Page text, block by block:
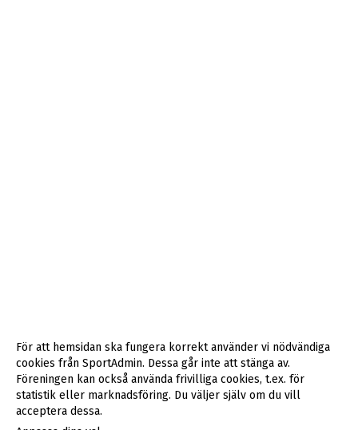
För att hemsidan ska fungera korrekt använder vi nödvändiga
cookies från SportAdmin. Dessa går inte att stänga av.
Föreningen kan också använda frivilliga cookies, t.ex. för
statistik eller marknadsföring. Du väljer själv om du vill
acceptera dessa.